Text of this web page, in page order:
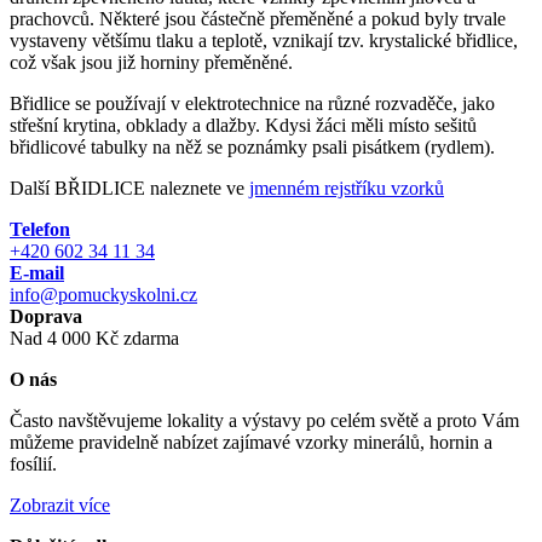
prachovců. Některé jsou částečně přeměněné a pokud byly trvale
vystaveny většímu tlaku a teplotě, vznikají tzv. krystalické břidlice,
což však jsou již horniny přeměněné.
Břidlice se používají v elektrotechnice na různé rozvaděče, jako
střešní krytina, obklady a dlažby. Kdysi žáci měli místo sešitů
břidlicové tabulky na něž se poznámky psali pisátkem (rydlem).
Další BŘIDLICE naleznete ve jmenném rejstříku vzorků
Telefon
+420 602 34 11 34
E-mail
info@pomuckyskolni.cz
Doprava
Nad 4 000 Kč zdarma
O nás
Často navštěvujeme lokality a výstavy po celém světě a proto Vám
můžeme pravidelně nabízet zajímavé vzorky minerálů, hornin a
fosílií.
Zobrazit více